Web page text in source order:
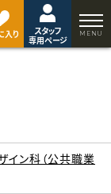
入り
スタッフ
専用ページ
イン科（公共職業